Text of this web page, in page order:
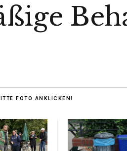
FOTO ANKLICKEN!